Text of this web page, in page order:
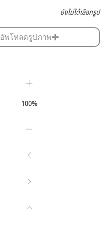
ยังไม่ได้เลือกรูป
อัพโหลดรูปภาพ
100%